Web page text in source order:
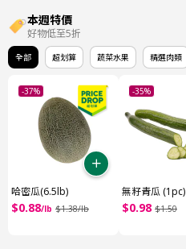
本週特價
好物低至5折
全部 超划算 蔬菜水果 精選肉類
-37%
哈密瓜(6.5lb)
$0.88/lb $1.38/lb
-35%
無籽青瓜 (1pc)
$0.98 $1.50